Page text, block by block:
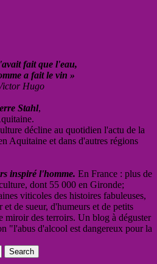
fait que l'eau,
a fait le vin »
Hugo
Stahl,
décline au quotidien l'actu de la
Aquitaine et dans d'autres régions
inspiré l'homme. En France : plus de
dont 55 000 en Gironde;
viticoles des histoires fabuleuses,
de sueur, d'humeurs et de petits
miroir des terroirs. Un blog à déguster
"l'abus d'alcool est dangereux pour la